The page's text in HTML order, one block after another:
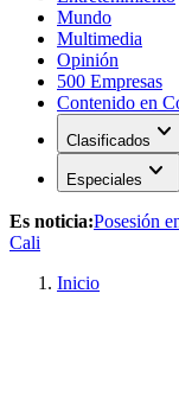
Mundo
Multimedia
Opinión
500 Empresas
Contenido en
Clasificados expand_more
Especiales expand_more
Es noticia:Posesión
Cali
Inicio